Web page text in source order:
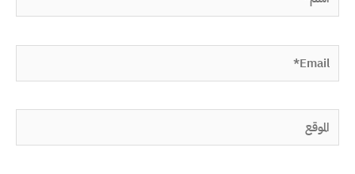
Email*
الموقع